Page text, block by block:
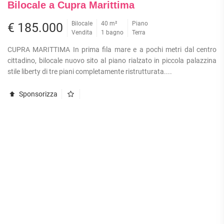
Bilocale a Cupra Marittima
€ 185.000
Bilocale
Vendita
40 m²
1 bagno
Piano
Terra
CUPRA MARITTIMA In prima fila mare e a pochi metri dal centro
cittadino, bilocale nuovo sito al piano rialzato in piccola palazzina
stile liberty di tre piani completamente ristrutturata....
Sponsorizza